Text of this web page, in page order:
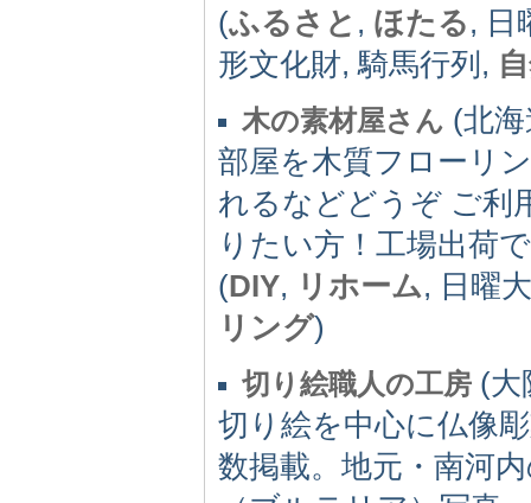
(ふるさと , ほたる, 日
形文化財, 騎馬行列,
木の素材屋さん (北
部屋を木質フローリ
れるなどどうぞ ご利
りたい方！工場出荷
(DIY, リホーム, 日曜
リング)
切り絵職人の工房 (大
切り絵を中心に仏像
数掲載。地元・南河